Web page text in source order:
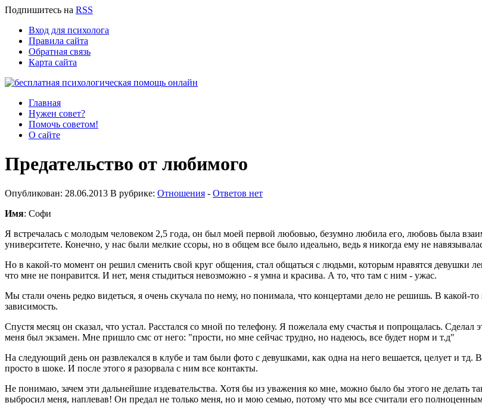
Подпишитесь на RSS
Вход для психолога
Правила сайта
Обратная связь
Карта сайта
Главная
Нужен совет?
Помочь советом!
О сайте
Предательство от любимого
Опубликован: 28.06.2013 В рубрике: Отношения - Ответов нет
Имя: Софи
Я встречалась с молодым человеком 2,5 года, он был моей первой любовью, безумно любила его, любовь была
университете. Конечно, у нас были мелкие ссоры, но в общем все было идеально, ведь я никогда ему не
Но в какой-то момент он решил сменить свой круг общения, стал общаться с людьми, которым нравятся девушки
что мне не понравится. И нет, меня стыдиться невозможно - я умна и красива. А то, что там с ним - ужас.
Мы стали очень редко видеться, я очень скучала по нему, но понимала, что концертами дело не решишь. В какой-
зависимость.
Спустя месяц он сказал, что устал. Расстался со мной по телефону. Я пожелала ему счастья и попрощалась.
меня был экзамен. Мне пришло смс от него: "прости, но мне сейчас трудно, но надеюсь, все будет норм и т.д"
На следующий день он развлекался в клубе и там были фото с девушками, как одна на него вешается, целует и
просто в шоке. И после этого я разорвала с ним все контакты.
Не понимаю, зачем эти дальнейшие издевательства. Хотя бы из уважения ко мне, можно было бы этого не делать
выбросил меня, наплевав! Он предал не только меня, но и мою семью, потому что мы все считали его